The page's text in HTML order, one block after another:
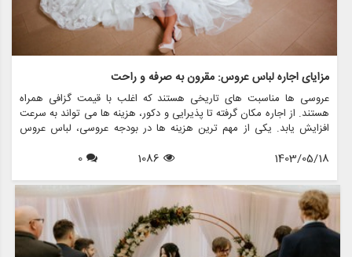
مزایای اجاره لباس عروس: مقرون به صرفه و راحت
عروسی ها مناسبت های تاریخی هستند که اغلب با قیمت گزافی همراه
هستند. از اجاره مکان گرفته تا پذیرایی و دکور، هزینه ها می تواند به سرعت
افزایش یابد. یکی از مهم ترین هزینه ها در بودجه عروسی، لباس عروس
باشد، به خصوص با توجه به اینکه این لباس معمولاً فقط یک بار پوشیده می
کاربردی برای عروس های مدرن مطرح شده است. در این مقاله، مزایای
متعدد اجاره لباس عروس را بررسی می کنیم و نشان می دهیم که چگونه می
تواند هم مقرون به صرفه و هم راحت باشد. همچنین مزون چرخچی را به
شما معرفی خواهیم کرد، فروشگاهی که در زمینه اجاره لباس عروس، فروش،
طرح های سفارشی و کلیه اقلام مربوط به عروس فعالیت می کند.
1403/05/18
1086
0